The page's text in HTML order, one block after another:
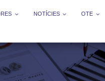
NOTÍCIES OTE